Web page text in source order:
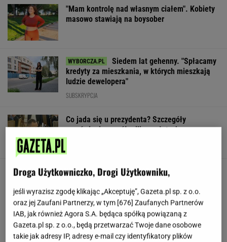
"Mam kontrolę nad własnym ciałem". Kobiety
masowo stawiają na boysober
Siedem lat gehenny. "Spłacamy
kredyty za mieszkania, w których mieszkają
ludzie dewelopera"
SUBSKRYPCJA
Co jada się u prezydenta? Szczegóły
zamówienia za pół miliona złotych
Nowe zdjęcie Johna Goodmana trafiło do
sieci. Aktor schudł 90 kg
"Poznajmy się bliżej". Nawrocka zaprasza
młode Polki
Droga Użytkowniczko, Drogi Użytkowniku,
jeśli wyrazisz zgodę klikając „Akceptuję”, Gazeta.pl sp. z o.o.
oraz jej Zaufani Partnerzy, w tym [676] Zaufanych Partnerów
IAB, jak również Agora S.A. będąca spółką powiązaną z
Gazeta.pl sp. z o.o., będą przetwarzać Twoje dane osobowe
takie jak adresy IP, adresy e-mail czy identyfikatory plików